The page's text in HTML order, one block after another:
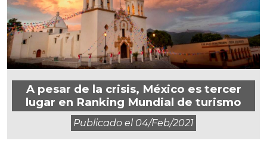
A pesar de la crisis, México es tercer
lugar en Ranking Mundial de turismo
Publicado el 04/feb/2021